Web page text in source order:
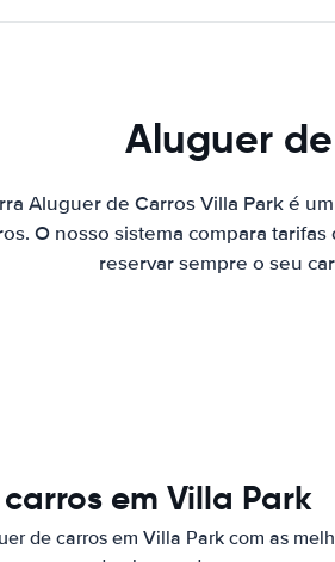
Aluguer
Aluguer de Carros Villa Park é
O nosso sistema compara
reservar sempre o seu
em Villa Park
de carros em Villa Park com as